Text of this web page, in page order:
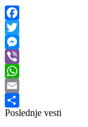
Facebook
Twitter
Messenger
Viber
WhatsApp
Email
Share
Poslednje vesti